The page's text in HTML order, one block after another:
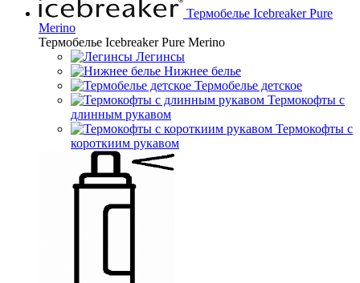
Термобелье Icebreaker Pure
Merino
Термобелье Icebreaker Pure Merino
Легинсы
Нижнее белье
Термобелье детское
Термокофты с
длинным рукавом
Термокофты с
короткиим рукавом